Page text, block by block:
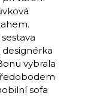
vybrala
sofa